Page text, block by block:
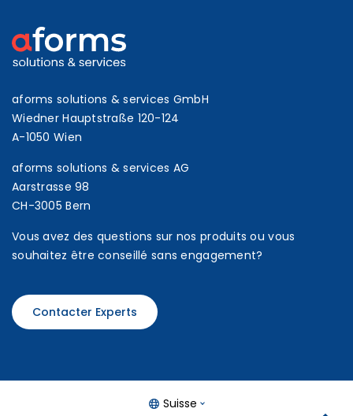
aforms solutions & services GmbH
Wiedner Hauptstraße 120-124
A-1050 Wien
aforms solutions & services AG
Aarstrasse 98
CH-3005 Bern
Vous avez des questions sur nos produits ou vous
souhaitez être conseillé sans engagement?
Contacter Experts
Suisse